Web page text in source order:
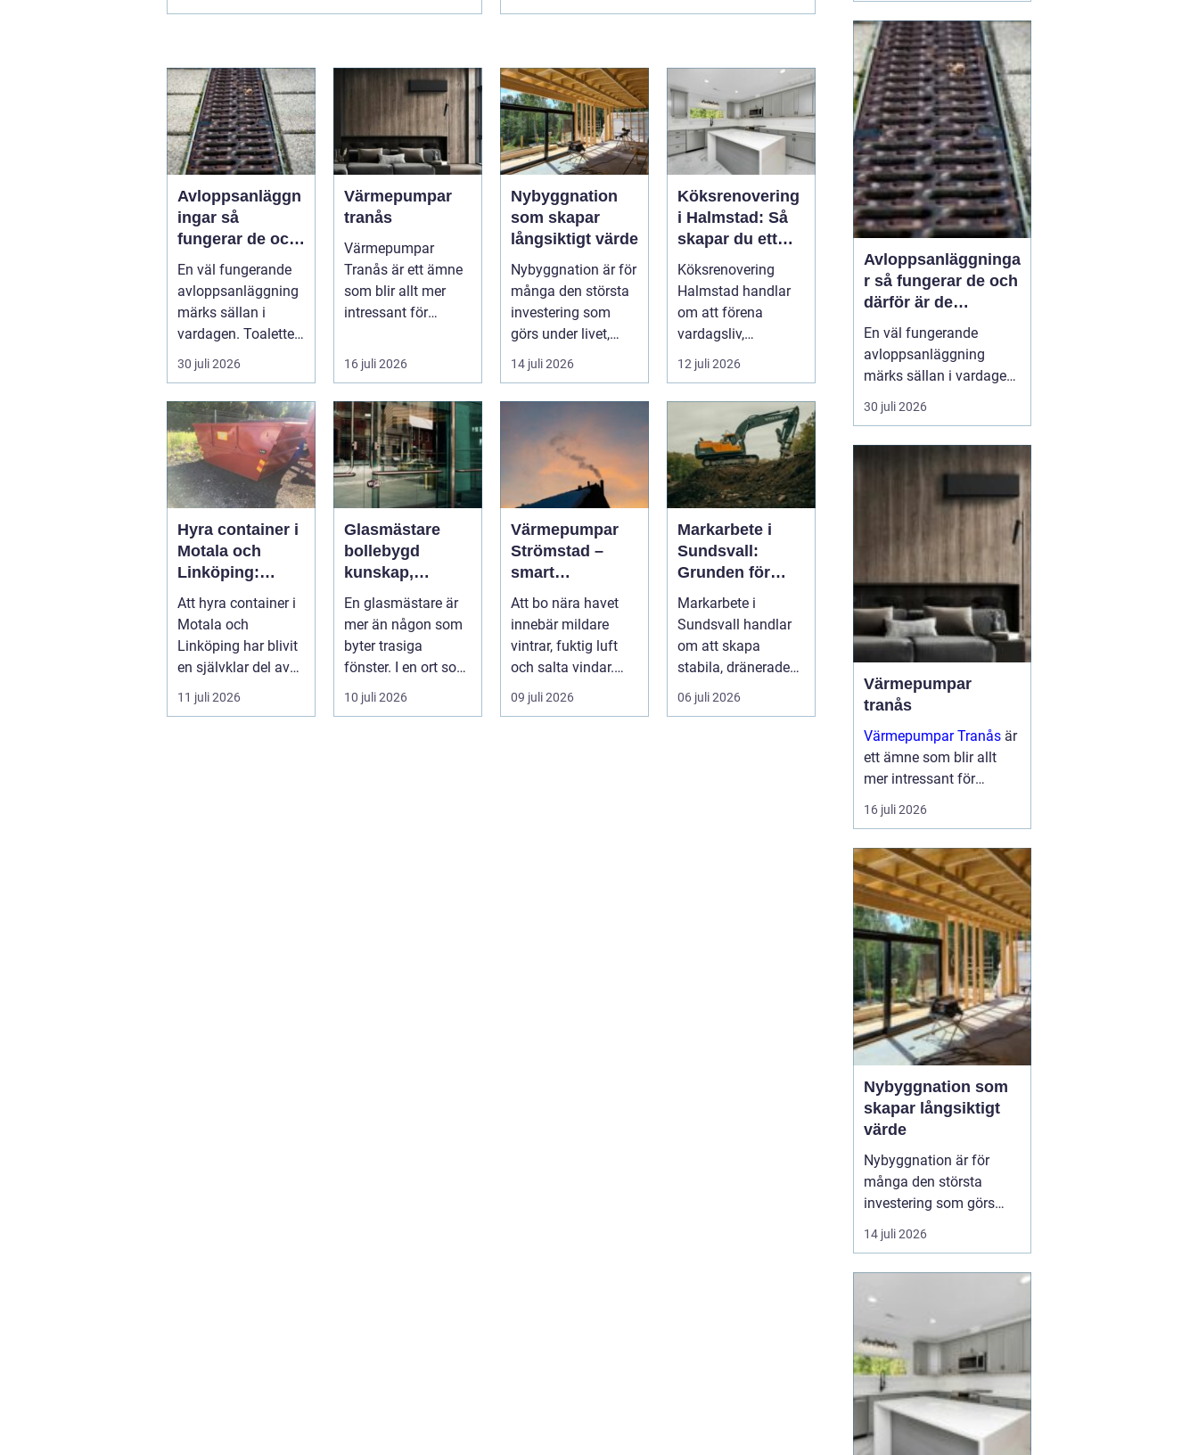
Avloppsanläggn
ingar så
fungerar de och
därför är de
viktigare än
många tror
En väl fungerande
avloppsanläggning
märks sällan i
vardagen. Toaletten
spolas, vattnet
rinner undan ...
30 juli 2026
Värmepumpar
tranås
Värmepumpar
Tranås är ett ämne
som blir allt mer
intressant för
bostadsrättsförenin
gar o...
16 juli 2026
Nybyggnation
som skapar
långsiktigt värde
Nybyggnation är för
många den största
investering som
görs under livet,
b&...
14 juli 2026
Köksrenovering
i Halmstad: Så
skapar du ett
funktionellt och
trivsamt kök
Köksrenovering
Halmstad handlar
om att förena
vardagsliv,
matlagning och
umgänge i et...
12 juli 2026
Hyra container i
Motala och
Linköping:
Smart
avfallshantering
för projekt i alla
storlekar
Att hyra container i
Motala och
Linköping har blivit
en självklar del av
många bygg-...
11 juli 2026
Glasmästare
bollebygd
kunskap,
kvalitet och
smarta
glaslösningar
En glasmästare är
mer än någon som
byter trasiga
fönster. I en ort som
Bollebygd handlar
yrket lika ...
10 juli 2026
Värmepumpar
Strömstad –
smart
uppvärmning i
kustklimat
Att bo nära havet
innebär mildare
vintrar, fuktig luft
och salta vindar.
Det påverka...
09 juli 2026
Markarbete i
Sundsvall:
Grunden för
hållbara hus,
vägar och
Markarbete i
Sundsvall handlar
om att skapa
stabila, dränerade
och funktionella
markytor som kl...
06 juli 2026
som många ignorerar
lite för länge. Under ytan
kan rören redan vara
slitna, delvis igensatta
eller till och med
spruckna. Med en31 juli
2026
Avloppsanläggninga
r så fungerar de och
därför är de
viktigare än många
tror
En väl fungerande
avloppsanläggning
märks sällan i vardagen.
Toaletten spolas, vattnet
rinner undan och livet
varje spolning ligger ett
skyddar både hälsa och
avloppssystemet inte
fungerar syns pr...
30 juli 2026
Värmepumpar
tranås
Värmepumpar Tranås är
ett ämne som blir allt
mer intressant för
villaägare,
bostadsrättsföreningar
fastighetsägare som vill
sänka sina
energikostnader och
samtidigt mins...
16 juli 2026
Nybyggnation som
skapar långsiktigt
värde
Nybyggnation är för
många den största
investering som görs
under livet, både
känslomässigt och
fritidshus växer fram
från grunden formas inte
bara v&...
14 juli 2026